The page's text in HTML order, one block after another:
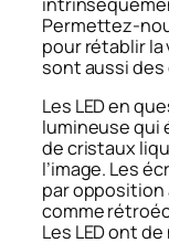
Permettez-
pour rétablir la
sont aussi des
Les LED en
lumineuse qui
de cristaux
l’image. Les
par opposition
comme
Les LED ont